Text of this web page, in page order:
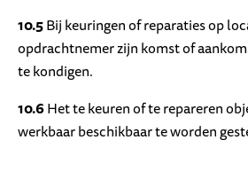
10.5Bij keuringen of reparaties op
opdrachtnemer zijn komst of
te kondigen.
10.6Het te keuren of te repareren
werkbaar beschikbaar te worden